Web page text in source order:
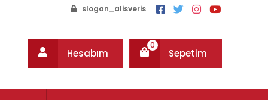
slogan_alisveris
Hesabım Sepetim
0